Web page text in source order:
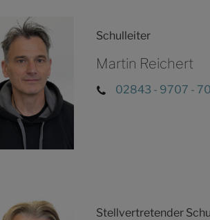
Schulleiter
Martin Reichert
02843 - 9707 - 70
Stellvertretender